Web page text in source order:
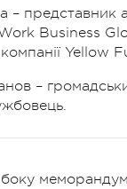
– представник
Business
Yellow
–
боку